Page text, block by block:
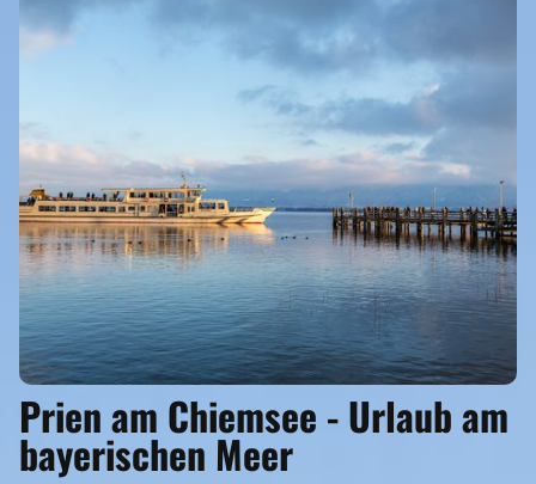
Prien am Chiemsee - Urlaub am
bayerischen Meer